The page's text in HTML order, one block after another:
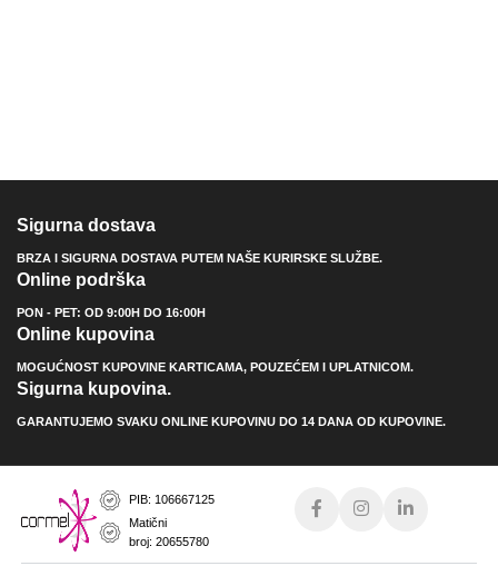
Sigurna dostava
BRZA I SIGURNA DOSTAVA PUTEM NAŠE KURIRSKE SLUŽBE.
Online podrška
PON - PET: OD 9:00H DO 16:00H
Online kupovina
MOGUĆNOST KUPOVINE KARTICAMA, POUZEĆEM I UPLATNICOM.
Sigurna kupovina.
GARANTUJEMO SVAKU ONLINE KUPOVINU DO 14 DANA OD KUPOVINE.
PIB: 106667125
Matični
broj: 20655780